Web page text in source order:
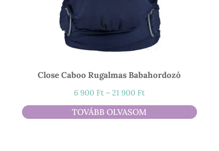
Close Caboo Rugalmas Babahordozó
6 900 Ft – 21 900 FtÁrtartomány:
6
900 Ft
TOVÁBB OLVASOM